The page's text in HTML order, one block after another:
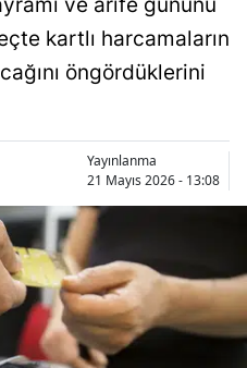
kartlı harcamaların
öngördüklerini
Yayınlanma
21 Mayıs 2026 - 13:08